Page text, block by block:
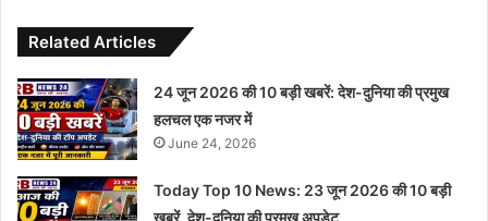
Related Articles
24 जून 2026 की 10 बड़ी खबरें: देश-दुनिया की प्रमुख
हलचल एक नजर में
June 24, 2026
Today Top 10 News: 23 जून 2026 की 10 बड़ी
खबरें, देश-दुनिया की प्रमुख अपडेट